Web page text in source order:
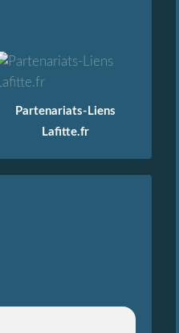
Partenariats-Liens
Lafitte.fr